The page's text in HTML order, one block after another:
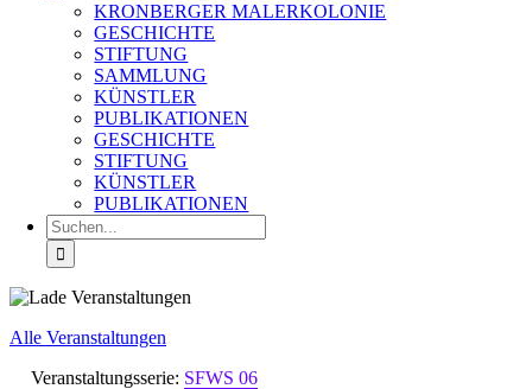
KRONBERGER MALERKOLONIE
GESCHICHTE
STIFTUNG
SAMMLUNG
KÜNSTLER
PUBLIKATIONEN
GESCHICHTE
STIFTUNG
KÜNSTLER
PUBLIKATIONEN
Suche
nach:
Alle Veranstaltungen
Veranstaltungsserie: SFWS 06